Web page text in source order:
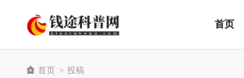
首页
首页 > 投稿